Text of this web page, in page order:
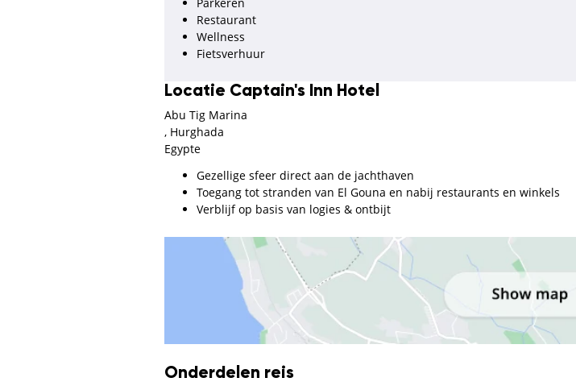
Restaurant
Wellness
Fietsverhuur
Locatie Captain's Inn Hotel
Abu Tig Marina
, Hurghada
Egypte
Gezellige sfeer direct aan de jachthaven
Toegang tot stranden van El Gouna en nabij restaurants en winkels
Verblijf op basis van logies & ontbijt
Onderdelen reis